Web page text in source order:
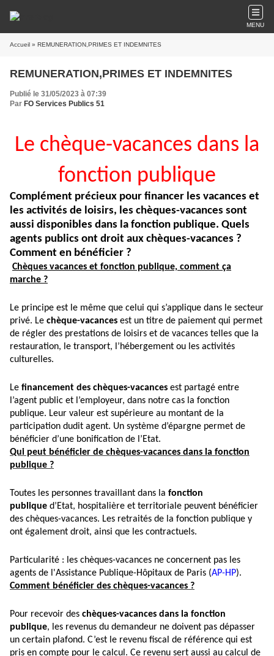
MENU
Accueil » REMUNERATION,PRIMES ET INDEMNITES
REMUNERATION,PRIMES ET INDEMNITES
Publié le 31/05/2023 à 07:39
Par FO Services Publics 51
Le chèque-vacances dans la
fonction publique
Complément précieux pour financer les vacances et
les activités de loisirs, les chèques-vacances sont
aussi disponibles dans la fonction publique. Quels
agents publics ont droit aux chèques-vacances ?
Comment en bénéficier ?
Chèques vacances et fonction publique, comment ça
marche ?
Le principe est le même que celui qui s’applique dans le secteur
privé. Le chèque-vacances est un titre de paiement qui permet
de régler des prestations de loisirs et de vacances telles que la
restauration, le transport, l’hébergement ou les activités
culturelles.
Le financement des chèques-vacances est partagé entre
l’agent public et l’employeur, dans notre cas la fonction
publique. Leur valeur est supérieure au montant de la
participation dudit agent. Un système d’épargne permet de
bénéficier d’une bonification de l’Etat.
Qui peut bénéficier de chèques-vacances dans la fonction
publique ?
Toutes les personnes travaillant dans la fonction
publique d’Etat, hospitalière et territoriale peuvent bénéficier
des chèques-vacances. Les retraités de la fonction publique y
ont également droit, ainsi que les contractuels.
Particularité : les chèques-vacances ne concernent pas les
agents de l'Assistance Publique-Hôpitaux de Paris (AP-HP).
Comment bénéficier des chèques-vacances ?
Pour recevoir des chèques-vacances dans la fonction
publique, les revenus du demandeur ne doivent pas dépasser
un certain plafond. C’est le revenu fiscal de référence qui est
pris en compte pour le calcul. Ce revenu sert aussi au calcul de